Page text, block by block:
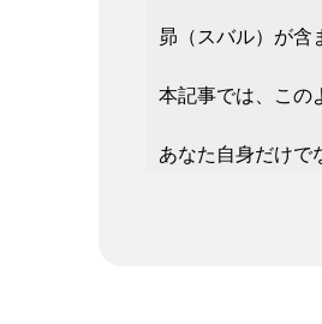
昴（スバル）が含
本記事では、この
あなた自身だけで